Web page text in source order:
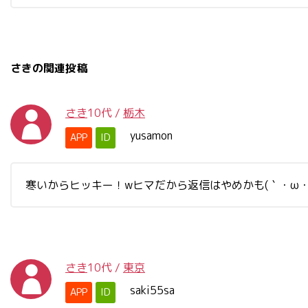
さきの関連投稿
さき10代 / 栃木
APP ID yusamon
寒いからヒッキー！wヒマだから返信はやめかも(｀・ω
さき10代 / 東京
APP ID saki55sa